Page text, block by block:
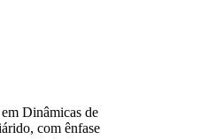
Dinâmicas de
com ênfase